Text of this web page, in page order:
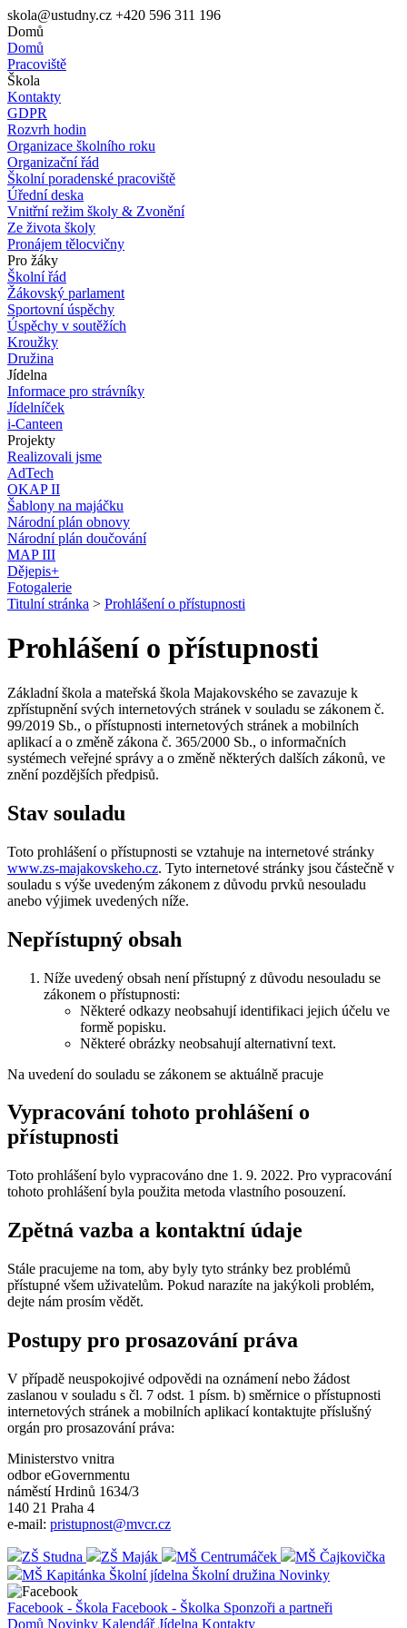
skola@ustudny.cz +420 596 311 196
Domů
Domů
Pracoviště
Škola
Kontakty
GDPR
Rozvrh hodin
Organizace školního roku
Organizační řád
Školní poradenské pracoviště
Úřední deska
Vnitřní režim školy & Zvonění
Ze života školy
Pronájem tělocvičny
Pro žáky
Školní řád
Žákovský parlament
Sportovní úspěchy
Úspěchy v soutěžích
Kroužky
Družina
Jídelna
Informace pro strávníky
Jídelníček
i-Canteen
Projekty
Realizovali jsme
AdTech
OKAP II
Šablony na majáčku
Národní plán obnovy
Národní plán doučování
MAP III
Dějepis+
Fotogalerie
Titulní stránka > Prohlášení o přístupnosti
Prohlášení o přístupnosti
Základní škola a mateřská škola Majakovského se zavazuje k
zpřístupnění svých internetových stránek v souladu se zákonem č.
99/2019 Sb., o přístupnosti internetových stránek a mobilních
aplikací a o změně zákona č. 365/2000 Sb., o informačních
systémech veřejné správy a o změně některých dalších zákonů, ve
znění pozdějších předpisů.
Stav souladu
Toto prohlášení o přístupnosti se vztahuje na internetové stránky
www.zs-majakovskeho.cz. Tyto internetové stránky jsou částečně v
souladu s výše uvedeným zákonem z důvodu prvků nesouladu
anebo výjimek uvedených níže.
Nepřístupný obsah
Níže uvedený obsah není přístupný z důvodu nesouladu se
zákonem o přístupnosti:
Některé odkazy neobsahují identifikaci jejich účelu ve
formě popisku.
Některé obrázky neobsahují alternativní text.
Na uvedení do souladu se zákonem se aktuálně pracuje
Vypracování tohoto prohlášení o
přístupnosti
Toto prohlášení bylo vypracováno dne 1. 9. 2022. Pro vypracování
tohoto prohlášení byla použita metoda vlastního posouzení.
Zpětná vazba a kontaktní údaje
Stále pracujeme na tom, aby byly tyto stránky bez problémů
přístupné všem uživatelům. Pokud narazíte na jakýkoli problém,
dejte nám prosím vědět.
Postupy pro prosazování práva
V případě neuspokojivé odpovědi na oznámení nebo žádost
zaslanou v souladu s čl. 7 odst. 1 písm. b) směrnice o přístupnosti
internetových stránek a mobilních aplikací kontaktujte příslušný
orgán pro prosazování práva:
Ministerstvo vnitra
odbor eGovernmentu
náměstí Hrdinů 1634/3
140 21 Praha 4
e-mail: pristupnost@mvcr.cz
ZŠ Studna ZŠ Maják MŠ Centrumáček
MŠ Čajkovička
MŠ Kapitánka Školní jídelna Školní družina Novinky
Facebook - Škola Facebook - Školka Sponzoři a partneři
Domů Novinky Kalendář Jídelna Kontakty